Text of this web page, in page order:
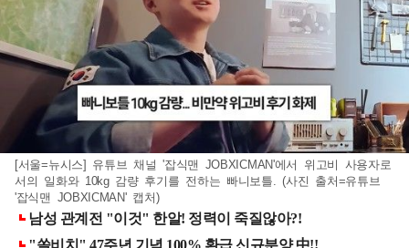
[서울=뉴시스] 유튜브 채널 '잡식맨 JOBXICMAN'에서 위고비 사용자로
서의 일화와 10kg 감량 후기를 전하는 빠니보틀. (사진 출처=유튜브
'잡식맨 JOBXICMAN' 캡처)